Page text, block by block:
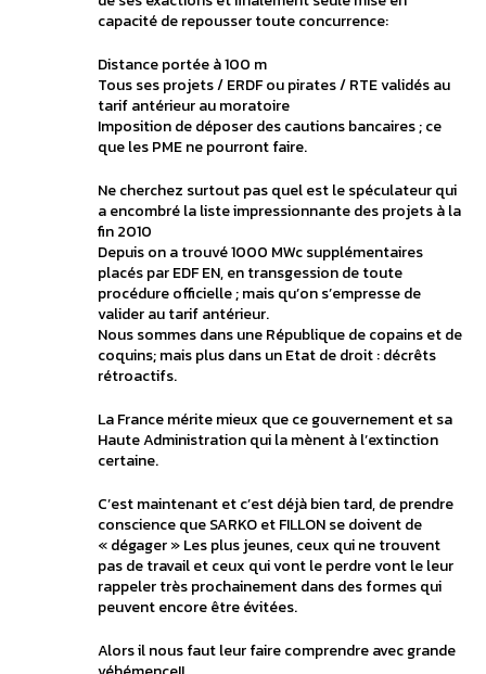
capacité de repousser toute concurrence:
Distance portée à 100 m
Tous ses projets / ERDF ou pirates / RTE validés au
tarif antérieur au moratoire
Imposition de déposer des cautions bancaires ; ce
que les PME ne pourront faire.
Ne cherchez surtout pas quel est le spéculateur qui
a encombré la liste impressionnante des projets à la
fin 2010
Depuis on a trouvé 1000 MWc supplémentaires
placés par EDF EN, en transgession de toute
procédure officielle ; mais qu’on s’empresse de
valider au tarif antérieur.
Nous sommes dans une République de copains et de
coquins; mais plus dans un Etat de droit : décrêts
rétroactifs.
La France mérite mieux que ce gouvernement et sa
Haute Administration qui la mènent à l’extinction
certaine.
C’est maintenant et c’est déjà bien tard, de prendre
conscience que SARKO et FILLON se doivent de
« dégager » Les plus jeunes, ceux qui ne trouvent
pas de travail et ceux qui vont le perdre vont le leur
rappeler très prochainement dans des formes qui
peuvent encore être évitées.
Alors il nous faut leur faire comprendre avec grande